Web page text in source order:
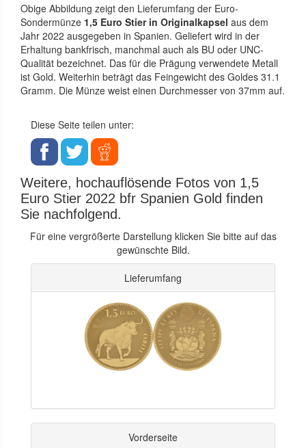
Obige Abbildung zeigt den Lieferumfang der Euro-
Sondermünze 1,5 Euro Stier in Originalkapsel aus dem
Jahr 2022 ausgegeben in Spanien. Geliefert wird in der
Erhaltung bankfrisch, manchmal auch als BU oder UNC-
Qualität bezeichnet. Das für die Prägung verwendete Metall
ist Gold. Weiterhin beträgt das Feingewicht des Goldes 31.1
Gramm. Die Münze weist einen Durchmesser von 37mm auf.
Diese Seite teilen unter:
Weitere, hochauflösende Fotos von 1,5
Euro Stier 2022 bfr Spanien Gold finden
Sie nachfolgend.
Für eine vergrößerte Darstellung klicken Sie bitte auf das
gewünschte Bild.
Lieferumfang
Vorderseite